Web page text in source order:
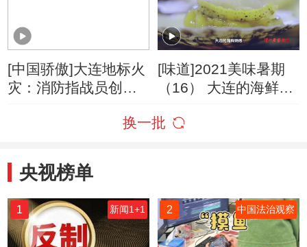
[中国骄傲]大连地标火
灾：消防指战员创造
[味道]2021美味暑期
（16） 大连的海鲜烧
换一批
央视榜单
1 新闻1+1 2 中国法治观察